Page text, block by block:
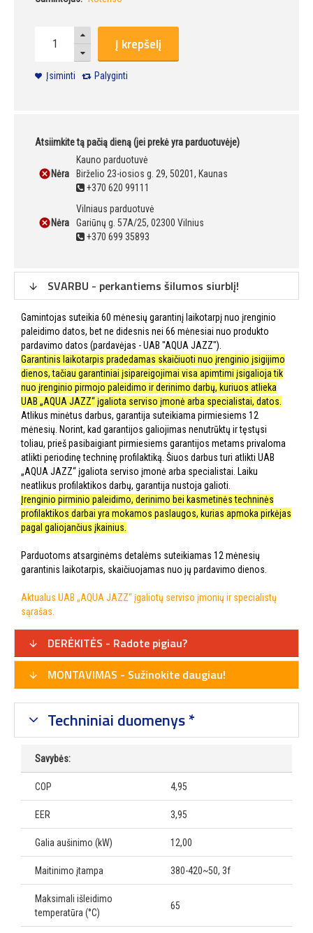
Į krepšelį
Įsiminti Palyginti
Atsiimkite tą pačią dieną (jei prekė yra parduotuvėje)
Nėra
Kauno parduotuvė
Birželio 23-iosios g. 29, 50201, Kaunas
+370 620 99111
Nėra
Vilniaus parduotuvė
Gariūnų g. 57A/25, 02300 Vilnius
+370 699 35893
SVARBU - perkantiems šilumos siurblį!
Gamintojas suteikia 60 mėnesių garantinį laikotarpį nuo įrenginio
paleidimo datos, bet ne didesnis nei 66 mėnesiai nuo produkto
pardavimo datos (pardavėjas - UAB "AQUA JAZZ").
Garantinis laikotarpis pradedamas skaičiuoti nuo įrenginio įsigijimo
dienos, tačiau garantiniai įsipareigojimai visa apimtimi įsigalioja tik
nuo įrenginio pirmojo paleidimo ir derinimo darbų, kuriuos atlieka
UAB „AQUA JAZZ“ įgaliota serviso įmonė arba specialistai, datos.
Atlikus minėtus darbus, garantija suteikiama pirmiesiems 12
mėnesių. Norint, kad garantijos galiojimas nenutrūktų ir tęstųsi
toliau, prieš pasibaigiant pirmiesiems garantijos metams privaloma
atlikti periodinę techninę profilaktiką. Šiuos darbus turi atlikti UAB
„AQUA JAZZ“ įgaliota serviso įmonė arba specialistai. Laiku
neatlikus profilaktikos darbų, garantija nustoja galioti.
Įrenginio pirminio paleidimo, derinimo bei kasmetinės techninės
profilaktikos darbai yra mokamos paslaugos, kurias apmoka pirkėjas
pagal galiojančius įkainius.
Parduotoms atsarginėms detalėms suteikiamas 12 mėnesių
garantinis laikotarpis, skaičiuojamas nuo jų pardavimo dienos.
Aktualus UAB „AQUA JAZZ“ įgaliotų serviso įmonių ir specialistų
sąrašas.
DERĖKITĖS - Radote pigiau?
MONTAVIMAS - Sužinokite daugiau!
Techniniai duomenys *
Savybės:
COP 4,95
EER 3,95
Galia aušinimo (kW) 12,00
Maitinimo įtampa 380-420~50, 3f
Maksimali išleidimo
temperatūra (°C)
65